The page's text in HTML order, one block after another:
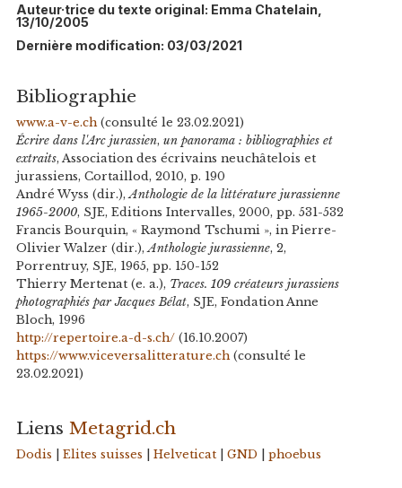
Auteur·trice du texte original: Emma Chatelain,
13/10/2005
Dernière modification: 03/03/2021
Bibliographie
www.a-v-e.ch(consulté le 23.02.2021)
Écrire dans l'Arc jurassien, un panorama : bibliographies et
extraits, Association des écrivains neuchâtelois et
jurassiens, Cortaillod, 2010, p. 190
André Wyss (dir.),Anthologie de la littérature jurassienne
1965-2000, SJE, Editions Intervalles, 2000, pp. 531-532
Francis Bourquin, « Raymond Tschumi », in Pierre-
Olivier Walzer (dir.),Anthologie jurassienne, 2,
Porrentruy, SJE, 1965, pp. 150-152
Thierry Mertenat (e. a.), Traces. 109 créateurs jurassiens
photographiés par Jacques Bélat, SJE, Fondation Anne
Bloch, 1996
http://repertoire.a-d-s.ch/(16.10.2007)
https://www.viceversalitterature.ch(consulté le
23.02.2021)
Liens Metagrid.ch
Dodis Elites suisses Helveticat| GND phoebus